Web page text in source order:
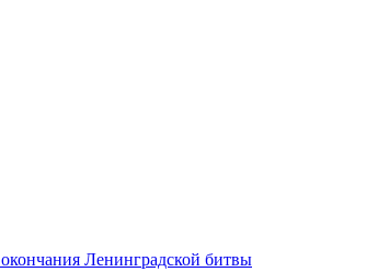
Ленинградской битвы